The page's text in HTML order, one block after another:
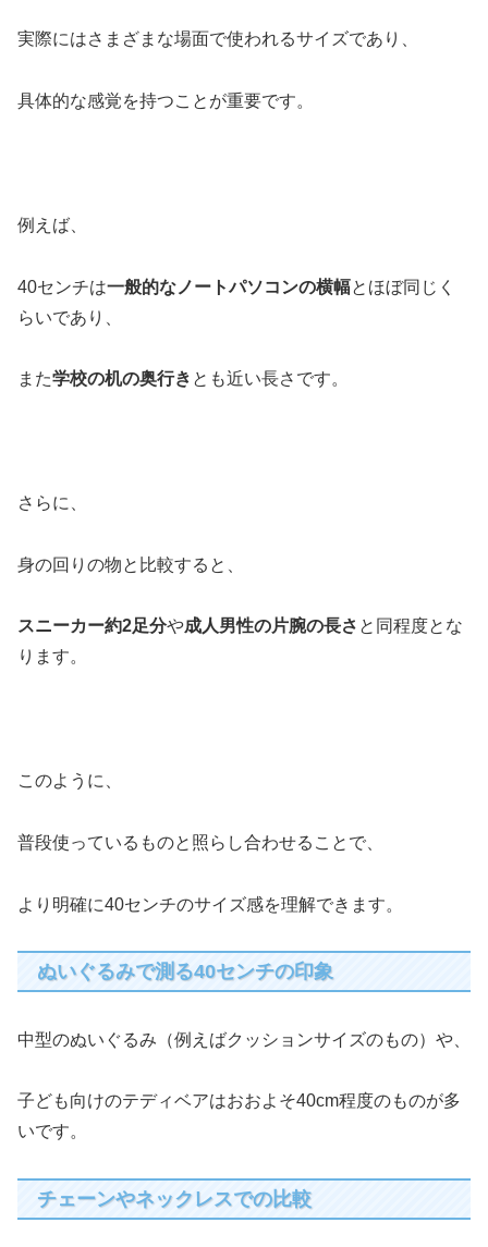
実際にはさまざまな場面で使われるサイズであり、
具体的な感覚を持つことが重要です。
例えば、
40センチは一般的なノートパソコンの横幅とほぼ同じく
らいであり、
また学校の机の奥行き とも近い長さです。
さらに、
身の回りの物と比較すると、
スニーカー約2足分や成人男性の片腕の長さ と同程度とな
ります。
このように、
普段使っているものと照らし合わせることで、
より明確に40センチのサイズ感を理解できます。
ぬいぐるみで測る40センチの印象
中型のぬいぐるみ（例えばクッションサイズのもの）や、
子ども向けのテディベアはおおよそ40cm程度のものが多
いです。
チェーンやネックレスでの比較